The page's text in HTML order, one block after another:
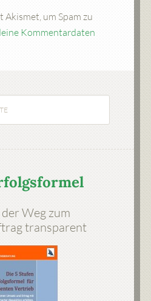
um Spam zu
Kommentardaten
Weg zum
transparent